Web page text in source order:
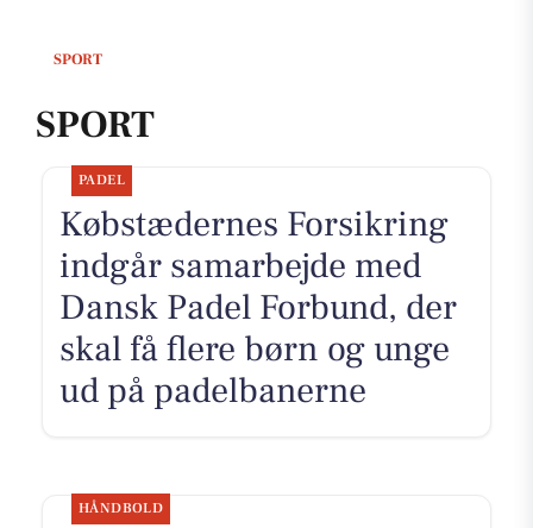
SPORT
SPORT
PADEL
Købstædernes Forsikring
indgår samarbejde med
Dansk Padel Forbund, der
skal få flere børn og unge
ud på padelbanerne
HÅNDBOLD